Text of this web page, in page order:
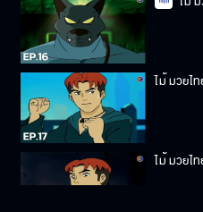
ไม้ มวยไ
ไม้ มวยไ